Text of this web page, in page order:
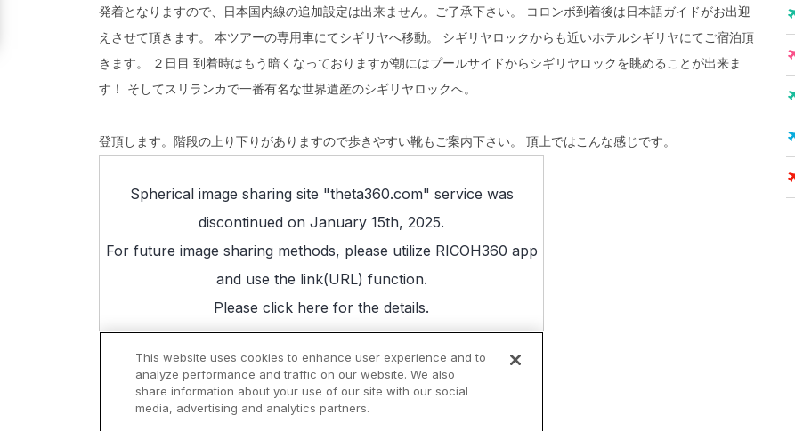
発着となりますので、日本国内線の追加設定は出来ません。ご了承下さい。 コロンボ到着後は日本語ガイドがお出迎
えさせて頂きます。 本ツアーの専用車にてシギリヤへ移動。 シギリヤロックからも近いホテルシギリヤにてご宿泊頂
きます。 ２日目 到着時はもう暗くなっておりますが朝にはプールサイドからシギリヤロックを眺めることが出来ま
す！ そしてスリランカで一番有名な世界遺産のシギリヤロックへ。
登頂します。階段の上り下りがありますので歩きやすい靴もご案内下さい。 頂上ではこんな感じです。